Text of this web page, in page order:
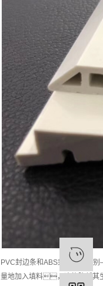
PVC封边条和ABS封边条的
量地加入填料，这能降低其